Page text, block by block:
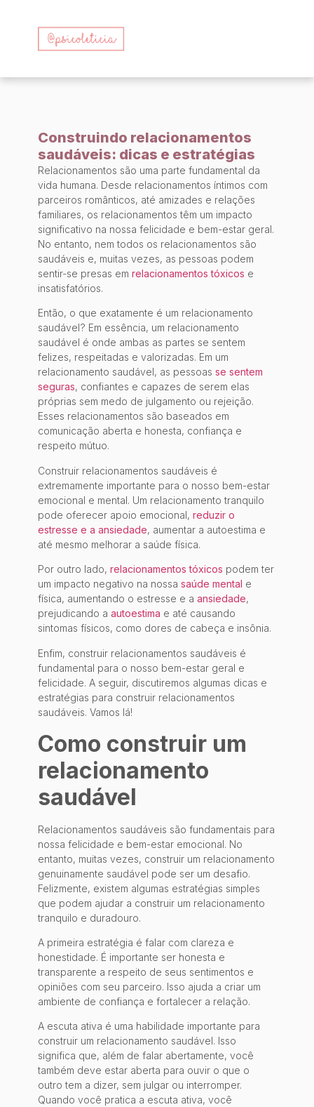
Construindo relacionamentos
saudáveis: dicas e estratégias
Relacionamentos são uma parte fundamental da
vida humana. Desde relacionamentos íntimos com
parceiros românticos, até amizades e relações
familiares, os relacionamentos têm um impacto
significativo na nossa felicidade e bem-estar geral.
No entanto, nem todos os relacionamentos são
saudáveis e, muitas vezes, as pessoas podem
sentir-se presas em relacionamentos tóxicos e
insatisfatórios.
Então, o que exatamente é um relacionamento
saudável? Em essência, um relacionamento
saudável é onde ambas as partes se sentem
felizes, respeitadas e valorizadas. Em um
relacionamento saudável, as pessoas se sentem
seguras, confiantes e capazes de serem elas
próprias sem medo de julgamento ou rejeição.
Esses relacionamentos são baseados em
comunicação aberta e honesta, confiança e
respeito mútuo.
Construir relacionamentos saudáveis ​​é
extremamente importante para o nosso bem-estar
emocional e mental. Um relacionamento tranquilo
pode oferecer apoio emocional, reduzir o
estresse e a ansiedade, aumentar a autoestima e
até mesmo melhorar a saúde física.
Por outro lado, relacionamentos tóxicos podem ter
um impacto negativo na nossa saúde mental e
física, aumentando o estresse e a ansiedade,
prejudicando a autoestima e até causando
sintomas físicos, como dores de cabeça e insônia.
Enfim, construir relacionamentos saudáveis ​​é
fundamental para o nosso bem-estar geral e
felicidade. A seguir, discutiremos algumas dicas e
estratégias para construir relacionamentos
saudáveis. Vamos lá!
Como construir um
relacionamento
saudável
Relacionamentos saudáveis são fundamentais para
nossa felicidade e bem-estar emocional. No
entanto, muitas vezes, construir um relacionamento
genuinamente saudável pode ser um desafio.
Felizmente, existem algumas estratégias simples
que podem ajudar a construir um relacionamento
tranquilo e duradouro.
A primeira estratégia é falar com clareza e
honestidade. É importante ser honesta e
transparente a respeito de seus sentimentos e
opiniões com seu parceiro. Isso ajuda a criar um
ambiente de confiança e fortalecer a relação.
A escuta ativa é uma habilidade importante para
construir um relacionamento saudável. Isso
significa que, além de falar abertamente, você
também deve estar aberta para ouvir o que o
outro tem a dizer, sem julgar ou interromper.
Quando você pratica a escuta ativa, você